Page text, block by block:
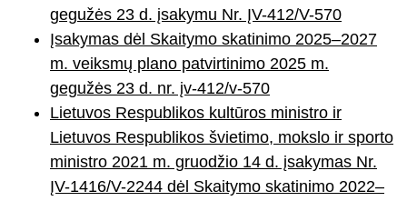
gegužės 23 d. įsakymu Nr. ĮV-412/V-570
Įsakymas dėl Skaitymo skatinimo 2025–2027
m. veiksmų plano patvirtinimo 2025 m.
gegužės 23 d. nr. įv-412/v-570
Lietuvos Respublikos kultūros ministro ir
Lietuvos Respublikos švietimo, mokslo ir sporto
ministro 2021 m. gruodžio 14 d. įsakymas Nr.
ĮV-1416/V-2244 dėl Skaitymo skatinimo 2022–